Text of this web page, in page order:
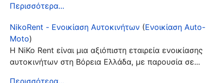
Περισσότερα...
NikoRent - Ενοικίαση Αυτοκινήτων (Ενοικίαση Auto-
Moto)
Η NiKo Rent είναι μια αξιόπιστη εταιρεία ενοικίασης
αυτοκινήτων στη Βόρεια Ελλάδα, με παρουσία σε...
Περισσότερα...